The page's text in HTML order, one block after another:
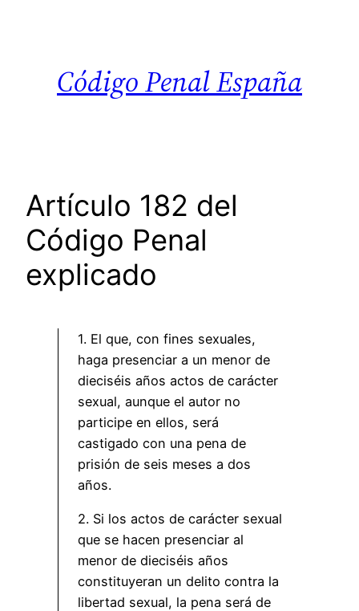
Código Penal España
Artículo 182 del
Código Penal
explicado
1. El que, con fines sexuales,
haga presenciar a un menor de
dieciséis años actos de carácter
sexual, aunque el autor no
participe en ellos, será
castigado con una pena de
prisión de seis meses a dos
años.
2. Si los actos de carácter sexual
que se hacen presenciar al
menor de dieciséis años
constituyeran un delito contra la
libertad sexual, la pena será de